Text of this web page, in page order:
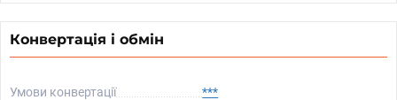
Конвертація і обмін
Умови конвертації ***